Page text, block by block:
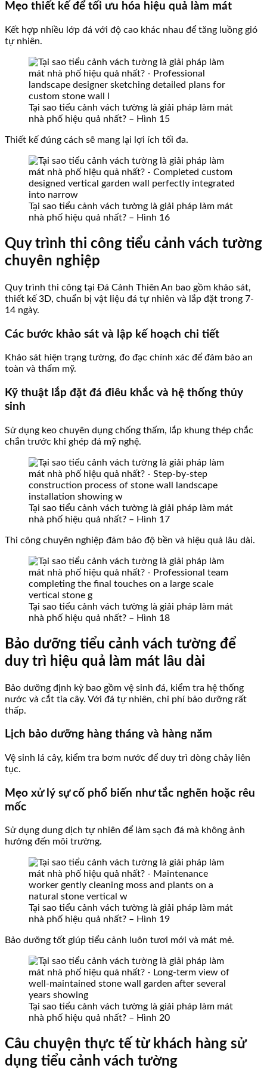
Mẹo thiết kế để tối ưu hóa hiệu quả làm mát
Kết hợp nhiều lớp đá với độ cao khác nhau để tăng luồng gió
tự nhiên.
Tại sao tiểu cảnh vách tường là giải pháp làm mát
nhà phố hiệu quả nhất? – Hình 15
Thiết kế đúng cách sẽ mang lại lợi ích tối đa.
Tại sao tiểu cảnh vách tường là giải pháp làm mát
nhà phố hiệu quả nhất? – Hình 16
Quy trình thi công tiểu cảnh vách tường
chuyên nghiệp
Quy trình thi công tại Đá Cảnh Thiên An bao gồm khảo sát,
thiết kế 3D, chuẩn bị vật liệu đá tự nhiên và lắp đặt trong 7-
14 ngày.
Các bước khảo sát và lập kế hoạch chi tiết
Khảo sát hiện trạng tường, đo đạc chính xác để đảm bảo an
toàn và thẩm mỹ.
Kỹ thuật lắp đặt đá điêu khắc và hệ thống thủy
sinh
Sử dụng keo chuyên dụng chống thấm, lắp khung thép chắc
chắn trước khi ghép đá mỹ nghệ.
Tại sao tiểu cảnh vách tường là giải pháp làm mát
nhà phố hiệu quả nhất? – Hình 17
Thi công chuyên nghiệp đảm bảo độ bền và hiệu quả lâu dài.
Tại sao tiểu cảnh vách tường là giải pháp làm mát
nhà phố hiệu quả nhất? – Hình 18
Bảo dưỡng tiểu cảnh vách tường để
duy trì hiệu quả làm mát lâu dài
Bảo dưỡng định kỳ bao gồm vệ sinh đá, kiểm tra hệ thống
nước và cắt tỉa cây. Với đá tự nhiên, chi phí bảo dưỡng rất
thấp.
Lịch bảo dưỡng hàng tháng và hàng năm
Vệ sinh lá cây, kiểm tra bơm nước để duy trì dòng chảy liên
tục.
Mẹo xử lý sự cố phổ biến như tắc nghẽn hoặc rêu
mốc
Sử dụng dung dịch tự nhiên để làm sạch đá mà không ảnh
hưởng đến môi trường.
Tại sao tiểu cảnh vách tường là giải pháp làm mát
nhà phố hiệu quả nhất? – Hình 19
Bảo dưỡng tốt giúp tiểu cảnh luôn tươi mới và mát mẻ.
Tại sao tiểu cảnh vách tường là giải pháp làm mát
nhà phố hiệu quả nhất? – Hình 20
Câu chuyện thực tế từ khách hàng sử
dụng tiểu cảnh vách tường